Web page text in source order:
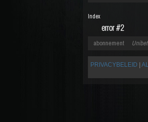
error #2
Index
abonnement Unibet
PRIVACYBELEID